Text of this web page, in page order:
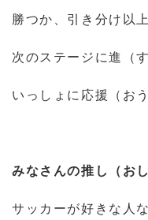
勝つか、引き分け以
次のステージに進（
いっしょに応援（お
みなさんの推し（お
サッカーが好きな人